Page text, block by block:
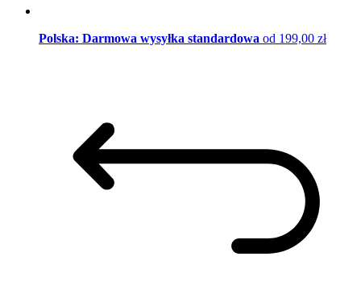
Polska: Darmowa wysyłka standardowa od 199,00 zł